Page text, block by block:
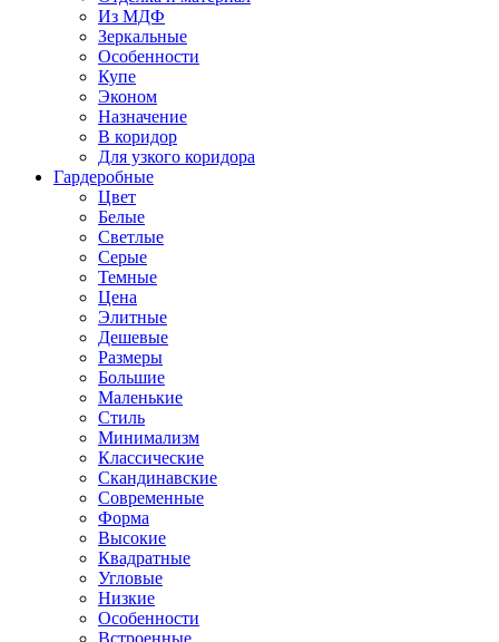
Из МДФ
Зеркальные
Особенности
Купе
Эконом
Назначение
В коридор
Для узкого коридора
Гардеробные
Цвет
Белые
Светлые
Серые
Темные
Цена
Элитные
Дешевые
Размеры
Большие
Маленькие
Стиль
Минимализм
Классические
Скандинавские
Современные
Форма
Высокие
Квадратные
Угловые
Низкие
Особенности
Встроенные